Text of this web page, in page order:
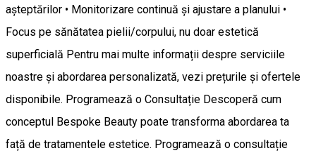
așteptărilor • Monitorizare continuă și ajustare a planului •
Focus pe sănătatea pielii/corpului, nu doar estetică
superficială Pentru mai multe informații despre serviciile
noastre și abordarea personalizată, vezi prețurile și ofertele
disponibile. Programează o Consultație Descoperă cum
conceptul Bespoke Beauty poate transforma abordarea ta
față de tratamentele estetice. Programează o consultație